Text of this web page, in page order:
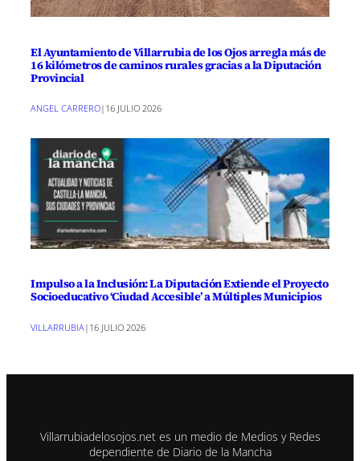
El Ayuntamiento de Villarrubia de los Ojos arregla más de
16 kilómetros de caminos rurales gracias a la Diputación
Provincial
ANGEL CARRERO| 16 JULIO 2026
Impulso a la Inclusión: La Diputación Extiende el Proyecto
Socioeducativo ‘Ciudad Accesible’ a Múltiples Municipios
VILLARRUBIA | 16 JULIO 2026
Villarrubiadelosojos.net es un medio de Medios y Redes
dependiente de Diario de la Mancha